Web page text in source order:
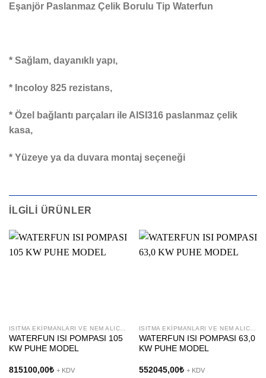
Eşanjör Paslanmaz Çelik Borulu Tip Waterfun
* Sağlam, dayanıklı yapı,
* Incoloy 825 rezistans,
* Özel bağlantı parçaları ile AISI316 paslanmaz çelik
kasa,
* Yüzeye ya da duvara montaj seçeneği
İLGILI ÜRÜNLER
WATERFUN ISI POMPASI 105
KW PUHE MODEL
815100,00₺ + KDV
WATERFUN ISI POMPASI 63,0
KW PUHE MODEL
552045,00₺ + KDV